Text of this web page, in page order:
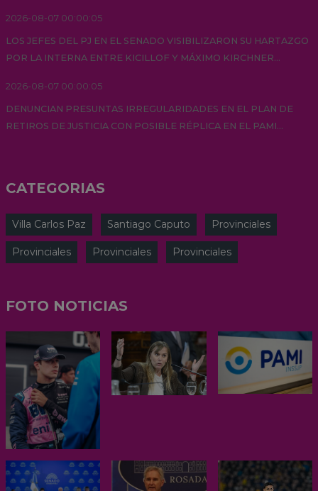
2026-08-07 00:00:05
LOS JEFES DEL PJ EN EL SENADO VISIBILIZARON SU HARTAZGO
POR LA INTERNA ENTRE KICILLOF Y MÁXIMO KIRCHNER...
2026-08-07 00:00:05
DENUNCIAN PRESUNTAS IRREGULARIDADES EN EL PLAN DE
RETIROS DE JUSTICIA CON POSIBLE RÉPLICA EN EL PAMI...
CATEGORIAS
Villa Carlos Paz Santiago Caputo Provinciales
Provinciales Provinciales Provinciales
FOTO NOTICIAS